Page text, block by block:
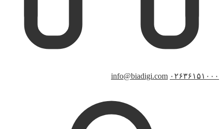
۰۲۶۳۶۱۵۱۰۰۰ info@biadigi.com